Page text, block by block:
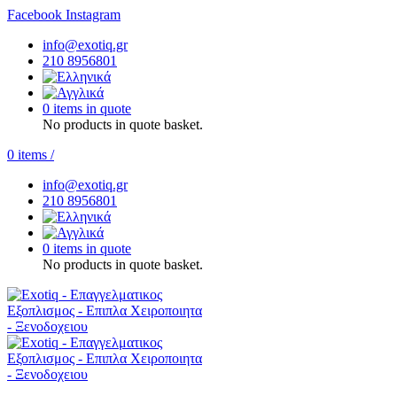
Facebook Instagram
info@exotiq.gr
210 8956801
0 items in quote
No products in quote basket.
0 items /
info@exotiq.gr
210 8956801
0 items in quote
No products in quote basket.